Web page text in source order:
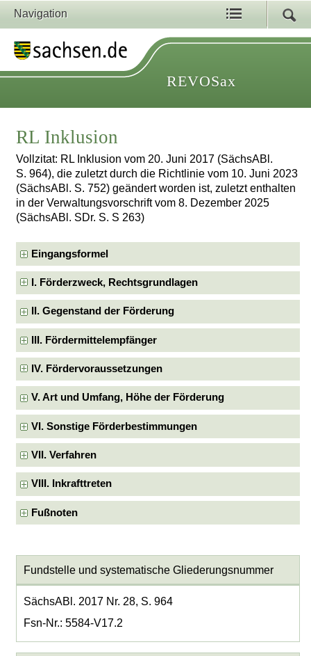
Navigation
REVOSax
RL Inklusion
Vollzitat: RL Inklusion vom 20. Juni 2017 (SächsABl.
S. 964), die zuletzt durch die Richtlinie vom 10. Juni 2023
(SächsABl. S. 752) geändert worden ist, zuletzt enthalten
in der Verwaltungsvorschrift vom 8. Dezember 2025
(SächsABl. SDr. S. S 263)
Eingangsformel
I. Förderzweck, Rechtsgrundlagen
II. Gegenstand der Förderung
III. Fördermittelempfänger
IV. Fördervoraussetzungen
V. Art und Umfang, Höhe der Förderung
VI. Sonstige Förderbestimmungen
VII. Verfahren
VIII. Inkrafttreten
Fußnoten
Fundstelle und systematische Gliederungsnummer
SächsABl. 2017 Nr. 28, S. 964
Fsn-Nr.: 5584-V17.2